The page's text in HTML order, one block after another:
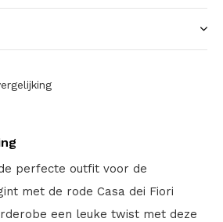
perfecte outfit voor de
met de rode Casa dei Fiori
een leuke twist met deze